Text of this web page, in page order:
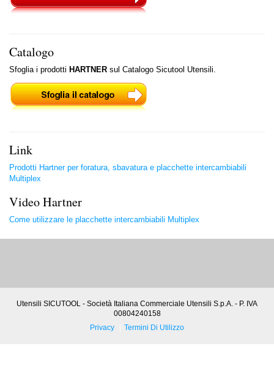
Catalogo
Sfoglia i prodotti HARTNER sul Catalogo Sicutool Utensili.
Link
Prodotti Hartner per foratura, sbavatura e placchette intercambiabili
Multiplex
Video Hartner
Come utilizzare le placchette intercambiabili Multiplex
Utensili SICUTOOL - Società Italiana Commerciale Utensili S.p.A. - P. IVA
00804240158
Privacy
Termini Di Utilizzo